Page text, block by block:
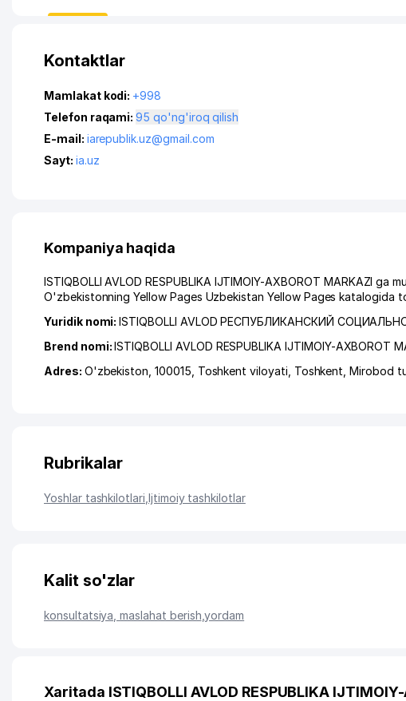
Kontaktlar
Mamlakat kodi: +998
Telefon raqami:
95 qo'ng'iroq qilish
E-mail: iarepublik.uz@gmail.com
Sayt: ia.uz
Kompaniya haqida
ISTIQBOLLI AVLOD RESPUBLIKA IJTIMOIY-AXBOROT MARKAZI
O'zbekistonning Yellow Pages Uzbekistan Yellow Pages katalogida
Yuridik nomi:ISTIQBOLLI AVLOD РЕСПУБЛИКАНСКИЙ
Brend nomi:ISTIQBOLLI AVLOD RESPUBLIKA IJTIMOIY-AXBOROT
Adres: O'zbekiston, 100015, Toshkent viloyati Toshkent ,Mirobod
Rubrikalar
Yoshlar tashkilotlari Ijtimoiy tashkilotlar
Kalit so'zlar
konsultatsiya, maslahat berish ,yordam
Xaritada ISTIQBOLLI AVLOD RESPUBLIKA